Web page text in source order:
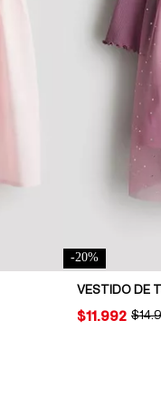
-20%
VESTIDO DE
PRICE:
$11.992